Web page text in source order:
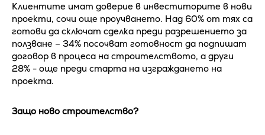
Клиентите имат доверие в инвеститорите в нови
проекти, сочи още проучването. Над 60% от тях са
готови да сключат сделка преди разрешението за
ползване – 34% посочват готовност да подпишат
договор в процеса на строителството, а други
28% - още преди старта на изграждането на
проекта.
Защо ново строителство?